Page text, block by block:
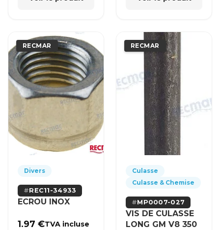
RECMAR
Divers
REC11-34933
ECROU INOX
1.97€TVA incluse
RECMAR
Culasse
Culasse & Chemise
MP0007-027
VIS DE CULASSE
LONG GM V8 350